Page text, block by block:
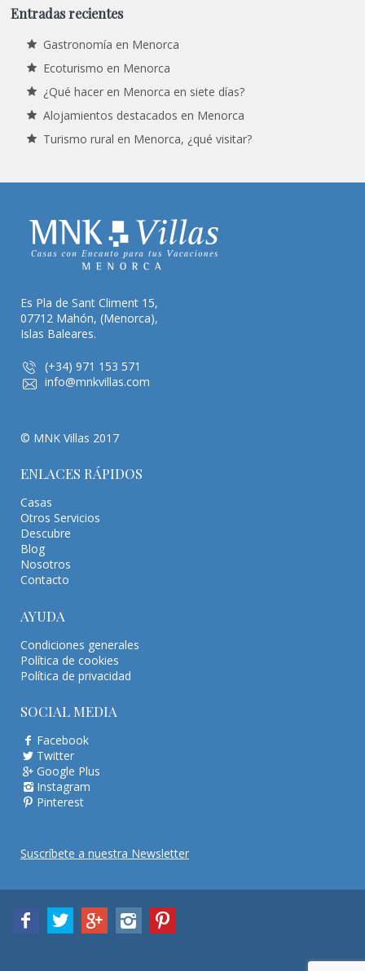
Entradas recientes
Gastronomía en Menorca
Ecoturismo en Menorca
¿Qué hacer en Menorca en siete días?
Alojamientos destacados en Menorca
Turismo rural en Menorca, ¿qué visitar?
Es Pla de Sant Climent 15,
07712 Mahón, (Menorca),
Islas Baleares.
(+34) 971 153 571
info@mnkvillas.com
© MNK Villas 2017
ENLACES RÁPIDOS
Casas
Otros Servicios
Descubre
Blog
Nosotros
Contacto
AYUDA
Condiciones generales
Política de cookies
Política de privacidad
SOCIAL MEDIA
Facebook
Twitter
Google Plus
Instagram
Pinterest
Suscríbete a nuestra Newsletter